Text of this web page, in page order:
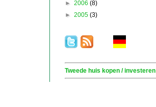
► 2006 (8)
► 2005 (3)
Tweede huis kopen / investeren